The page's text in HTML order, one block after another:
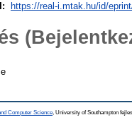
https://real-i.mtak.hu/id/
Computer Science , University of Southampton